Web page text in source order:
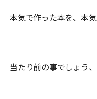
本気で作った本を、本
当たり前の事でしょう、